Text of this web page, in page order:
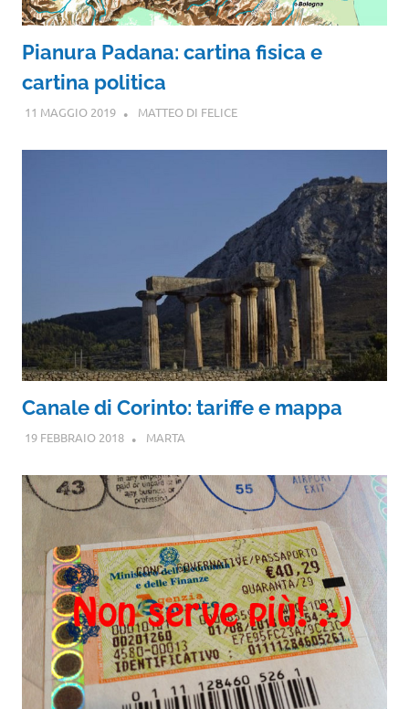
Pianura Padana: cartina fisica e
cartina politica
11 MAGGIO 2019 MATTEO DI FELICE
Canale di Corinto: tariffe e mappa
19 FEBBRAIO 2018 MARTA